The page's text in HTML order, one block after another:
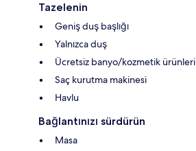
Tazelenin
Geniş duş başlığı
Yalnızca duş
Ücretsiz banyo/kozmetik ürünleri
Saç kurutma makinesi
Havlu
Bağlantınızı sürdürün
Masa